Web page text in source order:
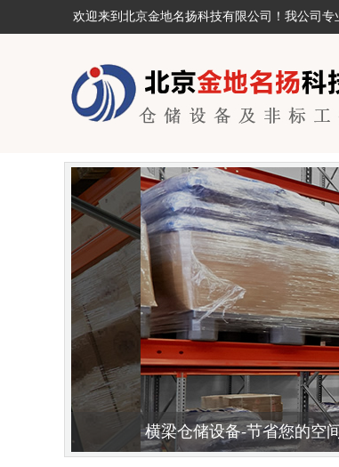
欢迎来到北京金地名扬科技有限公司！我公司专
横梁仓储设备-节省您的空间